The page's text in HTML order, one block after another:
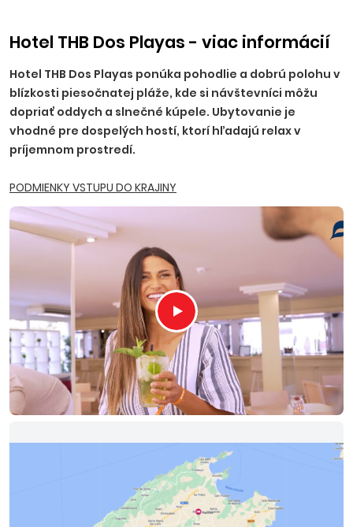
Hotel THB Dos Playas - viac informácií
Hotel THB Dos Playas ponúka pohodlie a dobrú polohu v
blízkosti piesočnatej pláže, kde si návštevníci môžu
dopriať oddych a slnečné kúpele. Ubytovanie je
vhodné pre dospelých hostí, ktorí hľadajú relax v
príjemnom prostredí.
PODMIENKY VSTUPU DO KRAJINY